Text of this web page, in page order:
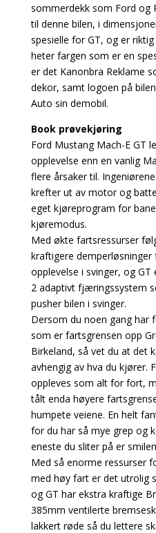
sommerdekk som Ford og
til denne bilen, i
spesielle for GT, og er
heter fargen som er en
er det Kanonbra Reklame
dekor, samt logoen på
Auto sin demobil.
Book prøvekjøring
Ford Mustang Mach-E GT
opplevelse enn en vanlig
flere årsaker til.
krefter ut av motor og
eget kjøreprogram for
kjøremodus.
Med økte fartsressurser
kraftigere
opplevelse i svinger, og
2 adaptivt fjæringssystem
pusher bilen i svinger.
Dersom du noen gang har
som er fartsgrensen opp
Birkeland, så vet du at det
avhengig av hva du kjører.
oppleves som alt for fort,
tålt enda høyere
humpete veiene. En helt
for du har så mye grep og
eneste du sliter på er
Med så enorme ressurser
med høy fart er det utrolig
og GT har ekstra kraftige
385mm ventilerte
lakkert røde så du lettere